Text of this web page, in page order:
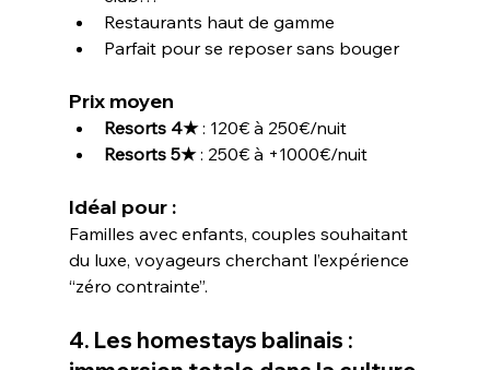
Restaurants haut de gamme
Parfait pour se reposer sans bouger
Prix moyen
Resorts 4★ : 120€ à 250€/nuit
Resorts 5★ : 250€ à +1000€/nuit
Idéal pour :
Familles avec enfants, couples souhaitant
du luxe, voyageurs cherchant l’expérience
“zéro contrainte”.
4. Les homestays balinais :